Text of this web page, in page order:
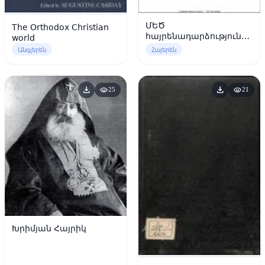
The Orthodox Christian
world
Անգլերեն
ՄԵԾ
հայրենադարձությունը
և հայ եկեղեցին
Հայերեն
download visibility25
Խրիմյան Հայրիկ
download visibility21